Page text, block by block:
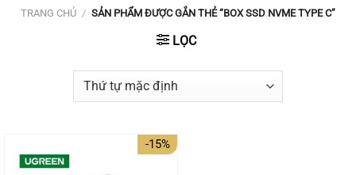
TRANG CHỦ / SẢN PHẨM ĐƯỢC GẮN THẺ “BOX SSD NVME TYPE C”
LỌC
-15%